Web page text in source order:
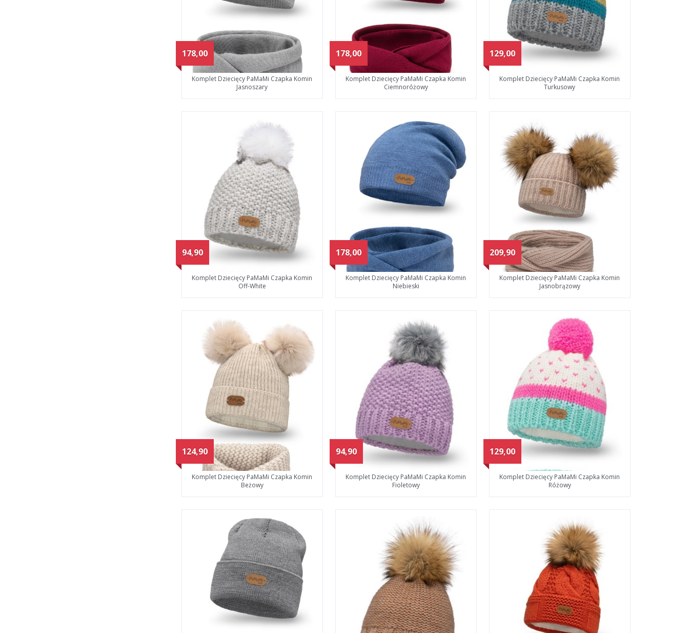
178,00
Komplet Dziecięcy PaMaMi Czapka Komin
Jasnoszary
178,00
Komplet Dziecięcy PaMaMi Czapka Komin
Ciemnoróżowy
129,00
Komplet Dziecięcy PaMaMi Czapka Komin
Turkusowy
94,90
Komplet Dziecięcy PaMaMi Czapka Komin
Off-White
178,00
Komplet Dziecięcy PaMaMi Czapka Komin
Niebieski
209,90
Komplet Dziecięcy PaMaMi Czapka Komin
Jasnobrązowy
124,90
Komplet Dziecięcy PaMaMi Czapka Komin
Beżowy
94,90
Komplet Dziecięcy PaMaMi Czapka Komin
Fioletowy
129,00
Komplet Dziecięcy PaMaMi Czapka Komin
Różowy